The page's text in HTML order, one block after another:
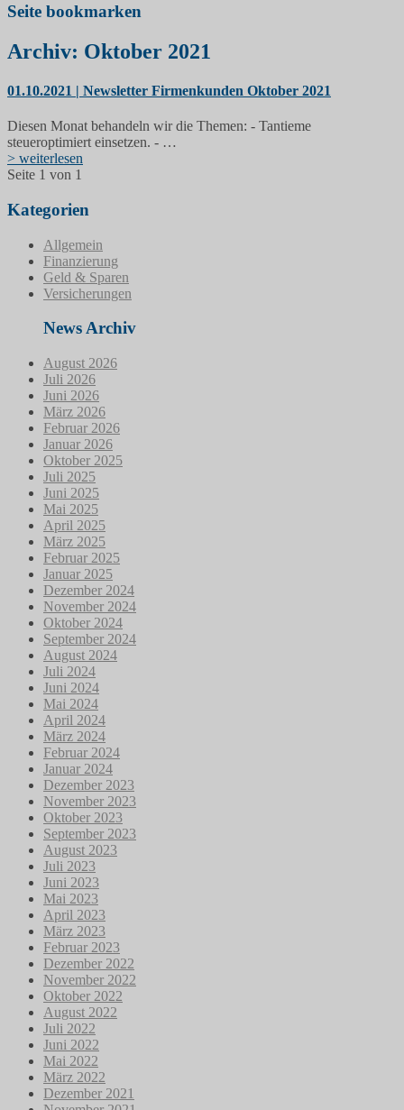
Seite bookmarken
Archiv: Oktober 2021
01.10.2021 | Newsletter Firmenkunden Oktober 2021
Diesen Monat behandeln wir die Themen: - Tantieme
steueroptimiert einsetzen. - …
> weiterlesen
Seite 1 von 1
Kategorien
Allgemein
Finanzierung
Geld & Sparen
Versicherungen
News Archiv
August 2026
Juli 2026
Juni 2026
März 2026
Februar 2026
Januar 2026
Oktober 2025
Juli 2025
Juni 2025
Mai 2025
April 2025
März 2025
Februar 2025
Januar 2025
Dezember 2024
November 2024
Oktober 2024
September 2024
August 2024
Juli 2024
Juni 2024
Mai 2024
April 2024
März 2024
Februar 2024
Januar 2024
Dezember 2023
November 2023
Oktober 2023
September 2023
August 2023
Juli 2023
Juni 2023
Mai 2023
April 2023
März 2023
Februar 2023
Dezember 2022
November 2022
Oktober 2022
August 2022
Juli 2022
Juni 2022
Mai 2022
März 2022
Dezember 2021